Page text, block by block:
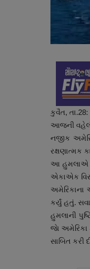
કુવૈત, તા.28:
આજની
નજીક
રક્ષણાત્મક
આ હુમલાએ
એકાએક
અમેરિકાના
કર્યું હતું.
હુમલાની
જાે
સાબિત કરી